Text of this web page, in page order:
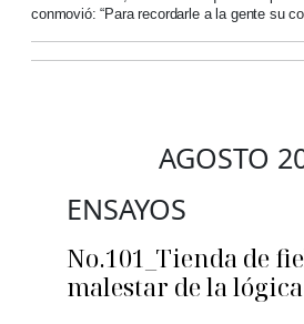
conmovió: “Para recordarle a la gente su
AGOSTO
ENSAYOS
No.101_Tienda de
malestar de la lógica